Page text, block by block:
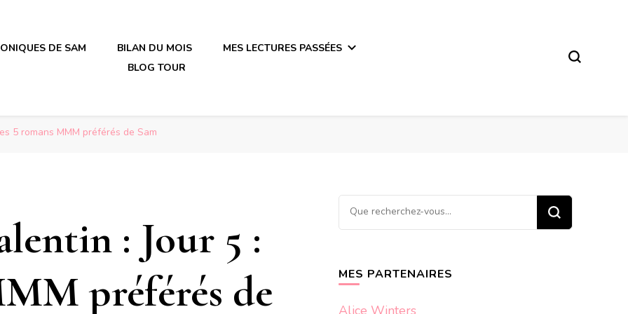
en plastique
DE SAM BILAN DU MOIS
MES LECTURES PASSÉES
BLOG TOUR
5 romans MMM préférés de Sam
: Jour 5 :
préférés de
Vous
recherchiez
MES PARTENAIRES